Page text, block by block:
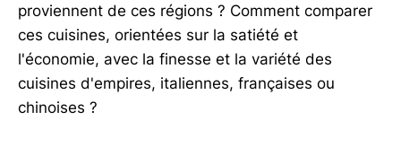
proviennent de ces régions ? Comment comparer
ces cuisines, orientées sur la satiété et
l'économie, avec la finesse et la variété des
cuisines d'empires, italiennes, françaises ou
chinoises ?